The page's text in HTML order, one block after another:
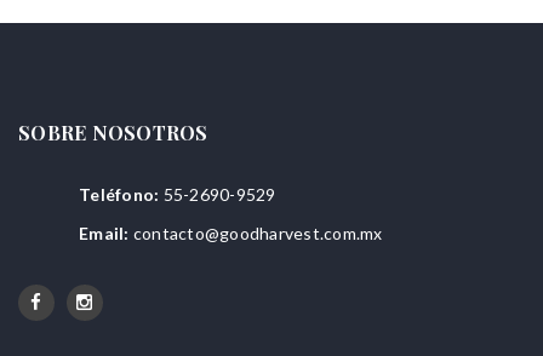
SOBRE NOSOTROS
Teléfono: 55-2690-9529
Email: contacto@goodharvest.com.mx